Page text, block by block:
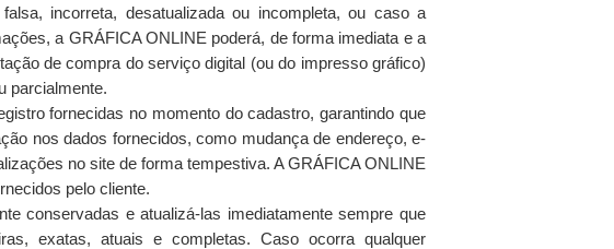
incorreta, desatualizada ou incompleta, ou caso a
a GRÁFICA ONLINE poderá, de forma imediata e a
de compra do serviço digital (ou do impresso gráfico)
parcialmente.
fornecidas no momento do cadastro, garantindo que
nos dados fornecidos, como mudança de endereço, e-
no site de forma tempestiva. A GRÁFICA ONLINE
pelo cliente.
conservadas e atualizá-las imediatamente sempre que
exatas, atuais e completas. Caso ocorra qualquer